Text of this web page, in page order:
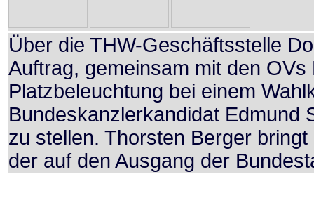
Über die THW-Geschäftsstelle
Auftrag, gemeinsam mit den
Platzbeleuchtung bei einem
Bundeskanzlerkandidat Edmund
zu stellen. Thorsten Berger
der auf den Ausgang der